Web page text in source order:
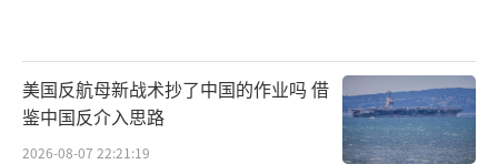
美国反航母新战术抄了中国的作业吗 借
鉴中国反介入思路
2026-08-07 22:21:19